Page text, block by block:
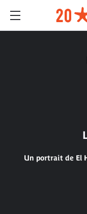
Un portrait de El